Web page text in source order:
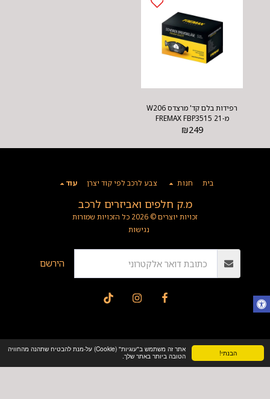
הבנתי!
אתר זה משתמש ב"עוגיות" (Cookie) על-מנת להבטיח שתהנה מהחוויה
הטובה ביותר באתר שלך.
רפידות בלם קד' מרצדס W206
מ-21 FREMAX FBP3515
₪249
מ.ק חלפים ואביזרים לרכב
זכויות יוצרים © 2026 כל הזכויות שמורות
נגישות
בית חנות צבע לרכב לפי קוד יצרן עוד
הירשם